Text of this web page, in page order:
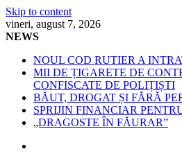
Skip to content
vineri, august 7, 2026
NEWS
NOUL COD RUTIER A
MII DE ȚIGARETE DE
CONFISCATE DE POLIȚIȘTI
BĂUT, DROGAT ȘI FĂRĂ
SPRIJIN FINANCIAR
„DRAGOSTE ÎN FĂURAR”